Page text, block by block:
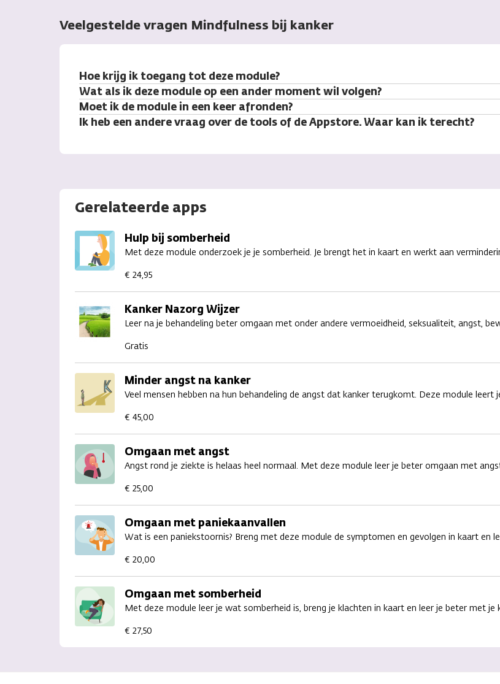
Veelgestelde vragen Mindfulness bij kanker
Hoe krijg ik toegang tot deze module?
Wat als ik deze module op een ander moment wil volgen?
Moet ik de module in een keer afronden?
Ik heb een andere vraag over de tools of de Appstore. Waar kan ik terecht?
Gerelateerde apps
Hulp bij somberheid
Met deze module onderzoek je je somberheid. Je brengt het in kaart en werkt aan
€ 24,95
Kanker Nazorg Wijzer
Leer na je behandeling beter omgaan met onder andere vermoeidheid, seksualiteit, angst,
Gratis
Minder angst na kanker
Veel mensen hebben na hun behandeling de angst dat kanker terugkomt. Deze module leert
€ 45,00
Omgaan met angst
Angst rond je ziekte is helaas heel normaal. Met deze module leer je beter omgaan met
€ 25,00
Omgaan met paniekaanvallen
Wat is een paniekstoornis? Breng met deze module de symptomen en gevolgen in kaart en
€ 20,00
Omgaan met somberheid
Met deze module leer je wat somberheid is, breng je klachten in kaart en leer je beter met je
€ 27,50